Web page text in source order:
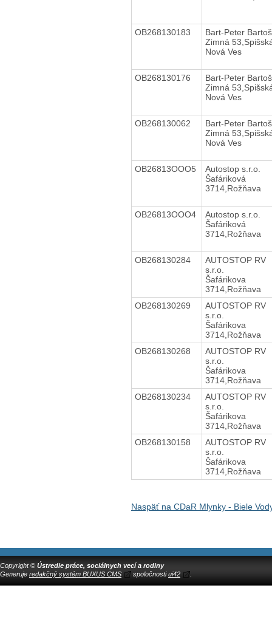
OB268130183
Bart-Peter
Zimná
Nová Ves
OB268130176
Bart-Peter
Zimná
Nová Ves
OB268130062
Bart-Peter
Zimná
Nová Ves
OB26813OOO5
Autostop s.r.o.
Šafáriková
3714,Rožňava
OB26813OOO4
Autostop s.r.o.
Šafáriková
3714,Rožňava
OB268130284
AUTOSTOP RV
s.r.o.
Šafárikova
3714,Rožňava
OB268130269
AUTOSTOP RV
s.r.o.
Šafárikova
3714,Rožňava
OB268130268
AUTOSTOP RV
s.r.o.
Šafárikova
3714,Rožňava
OB268130234
AUTOSTOP RV
s.r.o.
Šafárikova
3714,Rožňava
OB268130158
AUTOSTOP RV
s.r.o.
Šafárikova
3714,Rožňava
Naspäť na CDaR Mlynky - Biele
Copyright © Ústredie práce, sociálnych vecí a rodiny
Generuje redakčný systém BUXUS CMS spoločnostiui42